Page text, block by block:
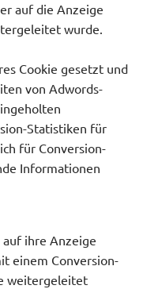
auf die Anzeige
wurde.
Cookie gesetzt und
von Adwords-
Statistiken für
für Conversion-
Informationen
ihre Anzeige
einem Conversion-
weitergeleitet